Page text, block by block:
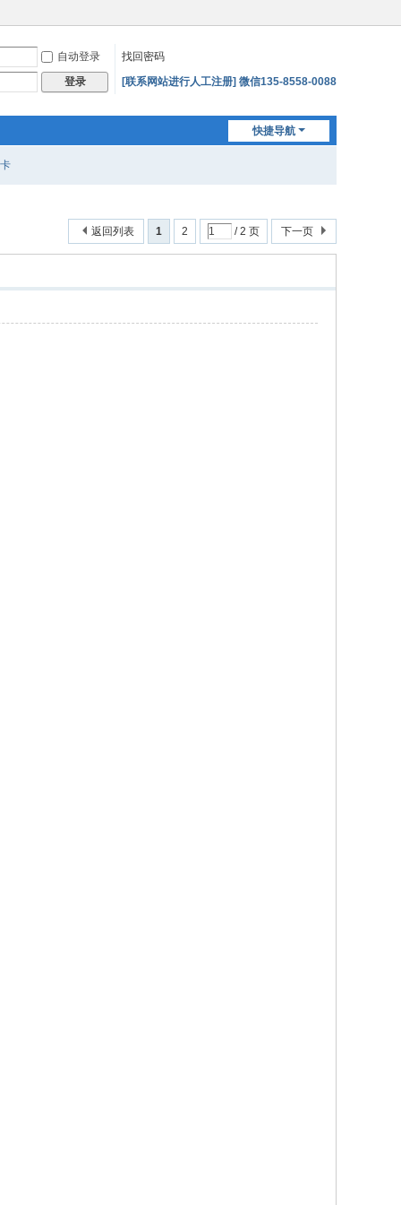
自动登录 找回密码
登录 [联系网站进行人工注册] 微信135-8558-0088
快捷导航
1 2 / 2 页 下一页
返回列表